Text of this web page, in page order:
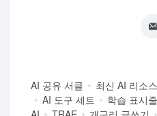
AI 공유 서클 최신 AI 리소스
AI 도구 세트
학습 표시